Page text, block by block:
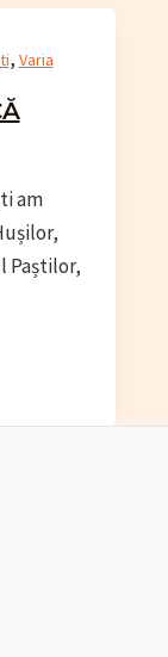
, Varia
am
Paștilor,